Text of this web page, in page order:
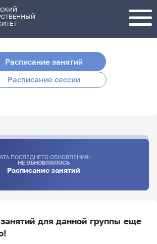
Расписание занятий
Расписание сессии
ПОСЛЕДНЕГО ОБНОВЛЕНИЯ:
НЕ ОБНОВЛЯЛОСЬ
Расписание занятий
для данной группы еще